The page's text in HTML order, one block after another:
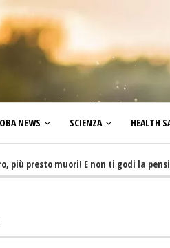
NEWS SCIENZA HEALTH
muori! E non ti godi la pensione.